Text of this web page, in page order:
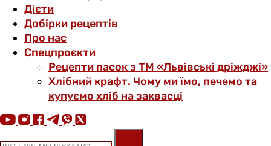
Дієти
Добірки рецептів
Про нас
Спецпроєкти
Рецепти пасок з ТМ «Львівські дріжджі»
Хлібний крафт. Чому ми їмо, печемо та
купуємо хліб на заквасці